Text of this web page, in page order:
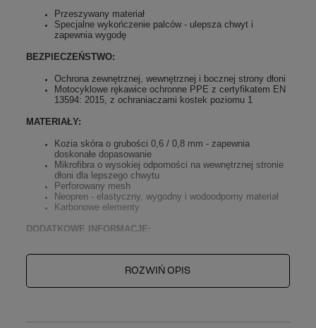
Przeszywany materiał
Specjalne wykończenie palców - ulepsza chwyt i
zapewnia wygodę
BEZPIECZEŃSTWO:
Ochrona zewnętrznej, wewnętrznej i bocznej strony dłoni
Motocyklowe rękawice ochronne PPE z certyfikatem EN
13594: 2015, z ochraniaczami kostek poziomu 1
MATERIAŁY:
Kozia skóra o grubości 0,6 / 0,8 mm - zapewnia
doskonałe dopasowanie
Mikrofibra o wysokiej odporności na wewnętrznej stronie
dłoni dla lepszego chwytu
Perforowany mesh
Neopren - elastyczny, wygodny i wodoodporny materiał
Karbonowe elementy
DODATKOWE INFORMACJE:
Otwory wentylacyjneROZWIŃ OPIS